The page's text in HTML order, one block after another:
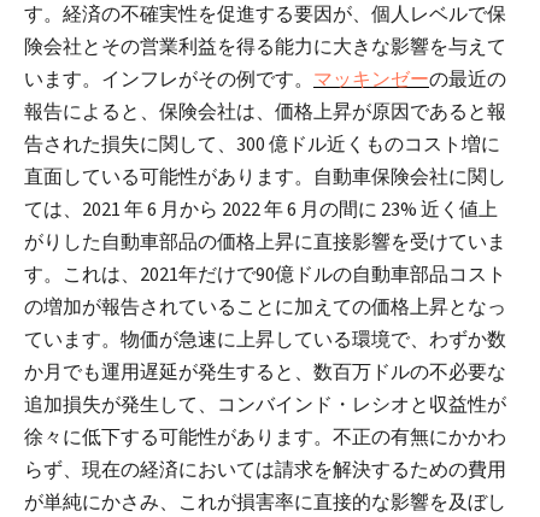
す。経済の不確実性を促進する要因が、個人レベルで保
険会社とその営業利益を得る能力に大きな影響を与えて
います。インフレがその例です。 マッキンゼーの最近の
報告によると、保険会社は、価格上昇が原因であると報
告された損失に関して、300 億ドル近くものコスト増に
直面している可能性があります。自動車保険会社に関し
ては、2021 年 6 月から 2022 年 6 月の間に 23% 近く値上
がりした自動車部品の価格上昇に直接影響を受けていま
す。これは、2021年だけで90億ドルの自動車部品コスト
の増加が報告されていることに加えての価格上昇となっ
ています。物価が急速に上昇している環境で、わずか数
か月でも運用遅延が発生すると、数百万ドルの不必要な
追加損失が発生して、コンバインド・レシオと収益性が
徐々に低下する可能性があります。不正の有無にかかわ
らず、現在の経済においては請求を解決するための費用
が単純にかさみ、これが損害率に直接的な影響を及ぼし